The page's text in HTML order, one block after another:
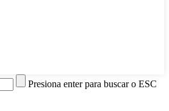
Presiona enter para buscar o ESC